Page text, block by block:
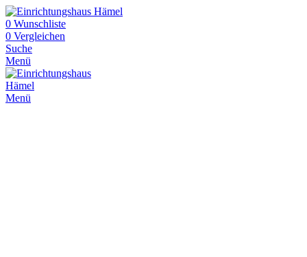
0 Wunschliste
0 Vergleichen
Suche
Menü
Menü